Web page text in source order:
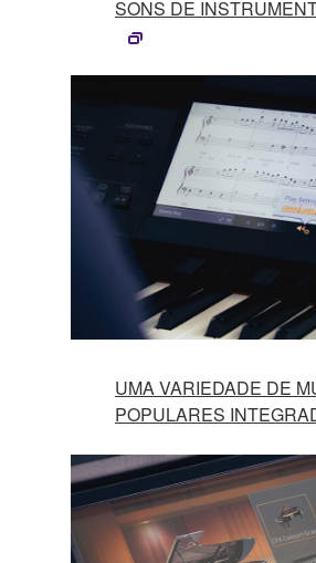
SONS DE
UMA VARIEDADE DE
POPULARES